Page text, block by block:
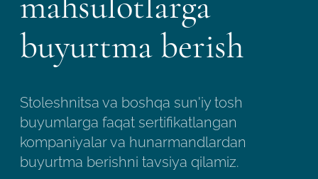
buyurtma berish
Stoleshnitsa va boshqa sun'iy tosh
buyumlarga faqat sertifikatlangan
kompaniyalar va hunarmandlardan
buyurtma berishni tavsiya qilamiz.